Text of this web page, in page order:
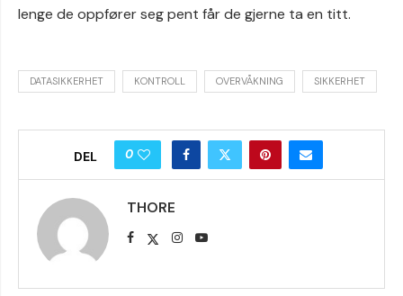
lenge de oppfører seg pent får de gjerne ta en titt.
DATASIKKERHET KONTROLL OVERVÅKNING SIKKERHET
DEL 0
THORE